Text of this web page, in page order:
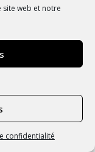
web et notre
confidentialité